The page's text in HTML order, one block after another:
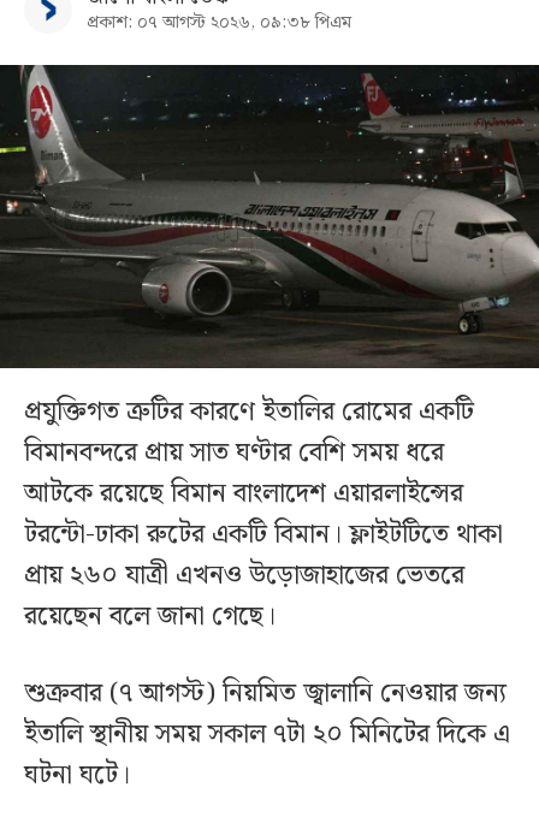
প্রকাশ: ০৭ আগস্ট ২০২৬, ০৯:৩৮ পিএম
প্রযুক্তিগত ত্রুটির কারণে ইতালির রোমের একটি
বিমানবন্দরে প্রায় সাত ঘণ্টার বেশি সময় ধরে
আটকে রয়েছে বিমান বাংলাদেশ এয়ারলাইন্সের
টরন্টো-ঢাকা রুটের একটি বিমান। ফ্লাইটটিতে থাকা
প্রায় ২৬০ যাত্রী এখনও উড়োজাহাজের ভেতরে
রয়েছেন বলে জানা গেছে।
শুক্রবার (৭ আগস্ট) নিয়মিত জ্বালানি নেওয়ার জন্য
ইতালি স্থানীয় সময় সকাল ৭টা ২০ মিনিটের দিকে এ
ঘটনা ঘটে।